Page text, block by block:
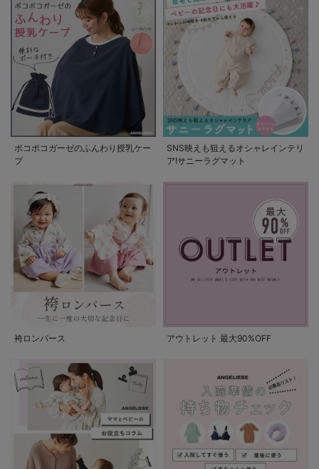
ポコポコガーゼのふんわり授乳ケー
プ
SNS映えも狙えるオシャレインテリ
ア!サニーラグマット
袴ロンパース アウトレット 最大90%OFF